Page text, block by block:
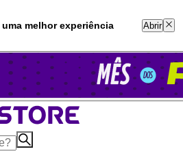
melhor experiência Abrir